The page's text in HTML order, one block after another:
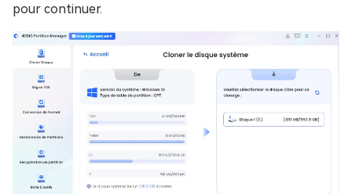
pour continuer.